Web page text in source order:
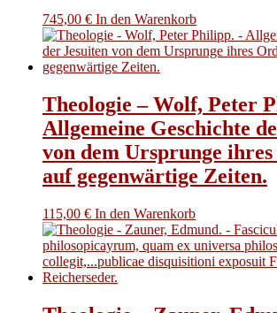
745,00 € In den Warenkorb
Theologie – Wolf, Peter
Allgemeine Geschichte
von dem Ursprunge
auf gegenwärtige Zeiten.
115,00 € In den Warenkorb